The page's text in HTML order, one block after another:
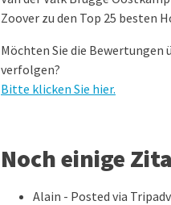
Zoover zu den Top 25 besten
Möchten Sie die
verfolgen?
Bitte klicken Sie hier.
Noch einige
Alain - Posted via